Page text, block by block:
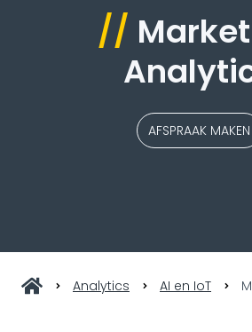
//
AFSPRAAK MAKEN
Analytics AI en IoT